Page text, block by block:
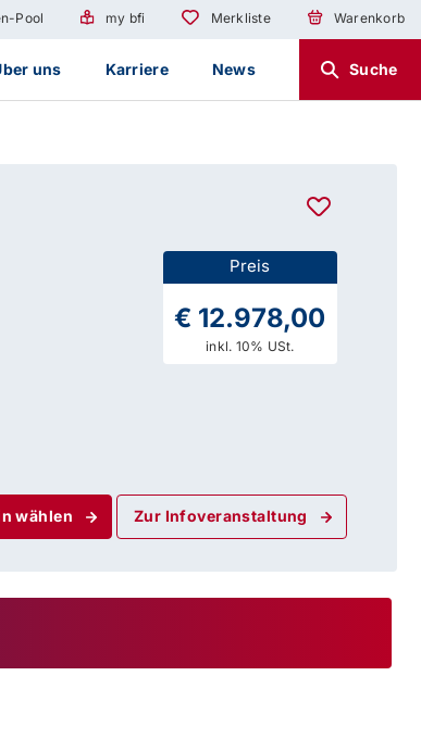
Pool my bfi Merkliste Warenkorb
uns Karriere News Suche
Preis
€ 12.978,00
inkl. 10% USt.
wählen Zur Infoveranstaltung